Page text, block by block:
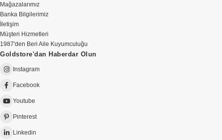
Mağazalarımız
Banka Bilgilerimiz
İletişim
Müşteri Hizmetleri
1987'den Beri Aile Kuyumculuğu
Goldstore'dan Haberdar Olun
Instagram
Facebook
Youtube
Pinterest
Linkedin